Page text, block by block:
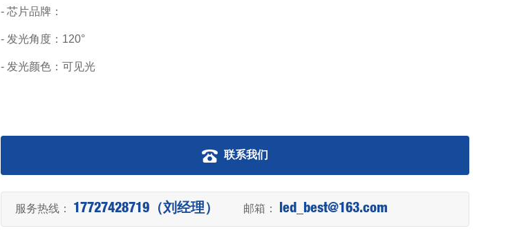
- 芯片品牌：
- 发光角度：120°
- 发光颜色：可见光
联系我们
服务热线： 17727428719（刘经理） 邮箱： led_best@163.com